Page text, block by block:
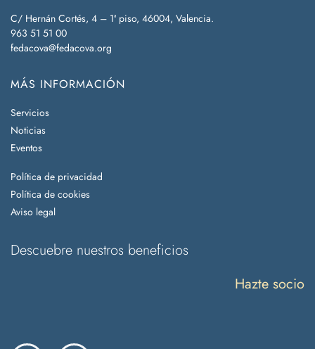
C/ Hernán Cortés, 4 – 1ª piso, 46004, Valencia.
963 51 51 00
fedacova@fedacova.org
MÁS INFORMACIÓN
Servicios
Noticias
Eventos
Política de privacidad
Política de cookies
Aviso legal
Descuebre nuestros beneficios
Hazte socio